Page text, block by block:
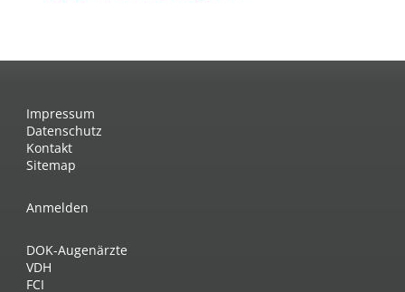
Impressum
Datenschutz
Kontakt
Sitemap
Anmelden
DOK-Augenärzte
VDH
FCI